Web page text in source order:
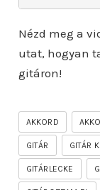
Nézd meg a
utat, hogyan
gitáron!
AKKORD
GITÁR GITÁR
GITÁRLECKE